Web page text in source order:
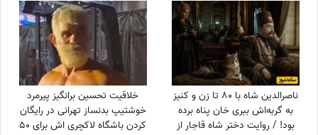
ناصرالدین شاه با 80 تا زن و کنیز
به گربه‌اش ببری خان پناه برده
بود! / روایت دختر شاه قاجار از
خلاقیت تحسین برانگیز پیرمرد
خوشتیپ بدنساز تهرانی در رایگان
کردن باشگاه لاکچری اش برای 50